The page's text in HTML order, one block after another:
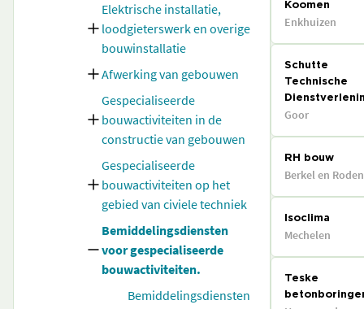
Elektrische installatie,
loodgieterswerk en overige
bouwinstallatie
Afwerking van gebouwen
Gespecialiseerde
bouwactiviteiten in de
constructie van gebouwen
Gespecialiseerde
bouwactiviteiten op het
gebied van civiele techniek
Bemiddelingsdiensten
voor gespecialiseerde
bouwactiviteiten.
Bemiddelingsdiensten
Koomen
Enkhuizen
Schutte
Technische
Goor
RH bouw
Berkel en
Isoclima
Mechelen
Teske